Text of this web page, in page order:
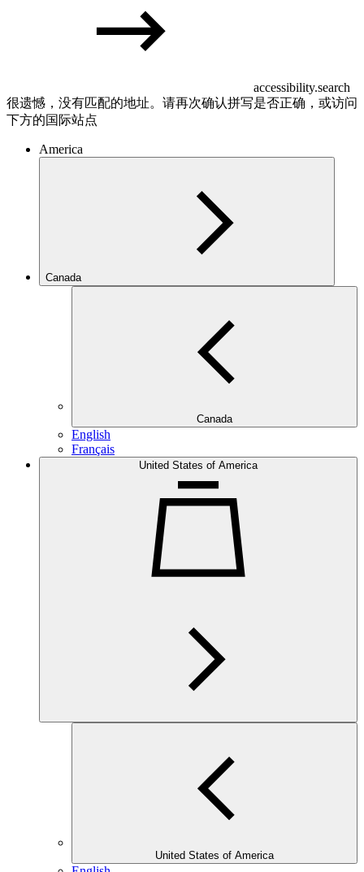
accessibility.search
很遗憾，没有匹配的地址。请再次确认拼写是否正确，或访问
下方的国际站点
America
Canada
Canada
English
Français
United States of America
United States of America